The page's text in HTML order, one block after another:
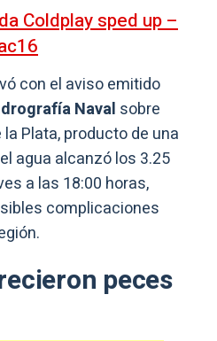
Coldplay sped up –
con el aviso emitido
Naval sobre
Plata, producto de una
agua alcanzó los 3.25
a las 18:00 horas,
complicaciones
peces